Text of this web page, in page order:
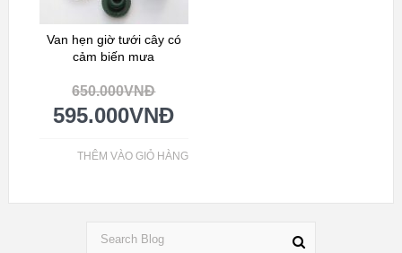
Van hẹn giờ tưới cây có
cảm biến mưa
650.000VNĐ
595.000VNĐ
THÊM VÀO GIỎ HÀNG